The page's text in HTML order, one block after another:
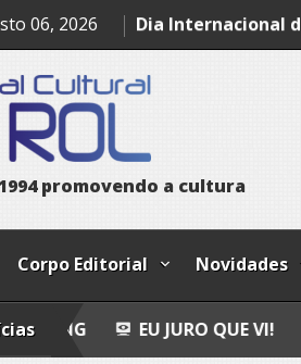
06, 2026
Leopoldo e o
Dia Internacional
Indígenas
994 promovendo a cultura
Corpo Editorial Novidades
EU JURO QUE VI! EPITAFIO